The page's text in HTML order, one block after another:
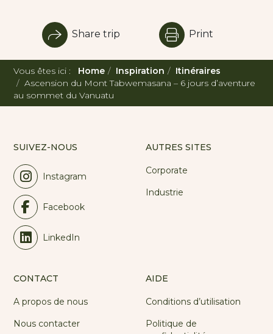
Share trip Print
Vous êtes ici : Home Inspiration
Itinéraires
Ascension du Mont Tabwemasana – 6 jours d’aventure
au sommet du Vanuatu
SUIVEZ-NOUS
Instagram
Facebook
LinkedIn
AUTRES SITES
Corporate
Industrie
CONTACT
A propos de nous
Nous contacter
AIDE
Conditions d’utilisation
Politique de